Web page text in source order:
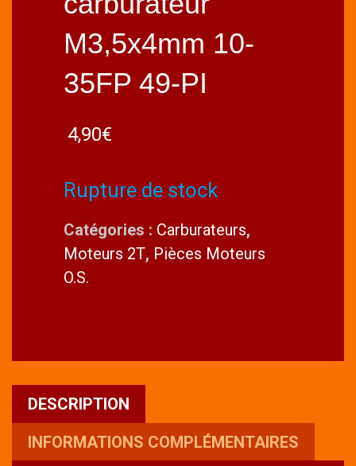
M3,5x4mm 10-
35FP 49-PI
4,90€
Rupture de stock
Catégories : Carburateurs,
Moteurs 2T, Pièces Moteurs
O.S.
DESCRIPTION
INFORMATIONS COMPLÉMENTAIRES